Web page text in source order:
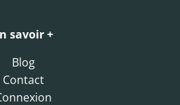
savoir +
Blog
Contact